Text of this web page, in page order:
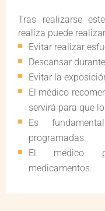
Tras realizarse
realiza puede
Evitar realizar
Descansar
Evitar la
El médico
servirá para que
Es
programadas.
El médico
medicamentos.